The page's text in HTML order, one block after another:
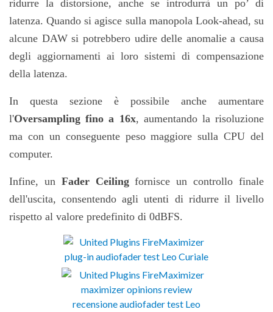
ridurre la distorsione, anche se introdurrà un po’ di
latenza.Quandosi agisce sulla manopola Look-ahead, su
alcune DAW si potrebbero udire delle anomalie a causa
degli aggiornamenti ai loro sistemi di compensazione
della latenza.
In questa sezione è possibile anche aumentare
l'Oversamplingfino a 16x, aumentando la risoluzione
ma con un conseguente peso maggiore sulla CPU del
computer.
Infine, un Fader Ceilingfornisce un controllo finale
dell'uscita, consentendo agli utenti di ridurre il livello
rispetto al valore predefinito di 0dBFS.